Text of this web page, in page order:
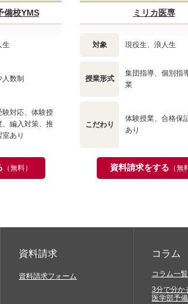
備校YMS
生
数制
験対応、体験授
編入対策、推
あり
（無料）
ミリカ医専
対象 現役生、浪人生
授業形式
集団指導、個別指
業
こだわり
体験授業、合格保
あり
資料請求をする （無
資料請求
資料請求フォーム
コラム
コラム一覧
3分で分か
医学部予